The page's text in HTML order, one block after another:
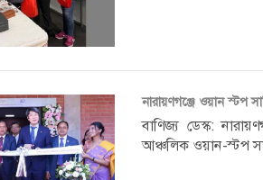
নারায়ণগঞ্জে ওয়ান স্টপ
বাণিজ্য ডেস্ক:
আঞ্চলিক ওয়ান-স্টপ